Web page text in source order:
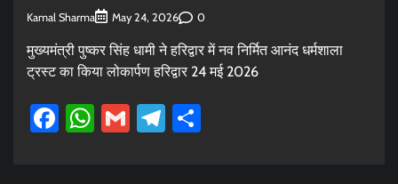
Kamal Sharma May 24, 2026 0
मुख्यमंत्री पुष्कर सिंह धामी ने हरिद्वार में नव निर्मित आनंद धर्मशाला
ट्रस्ट का किया लोकार्पण हरिद्वार 24 मई 2026
Facebook
WhatsApp
GmailTelegram